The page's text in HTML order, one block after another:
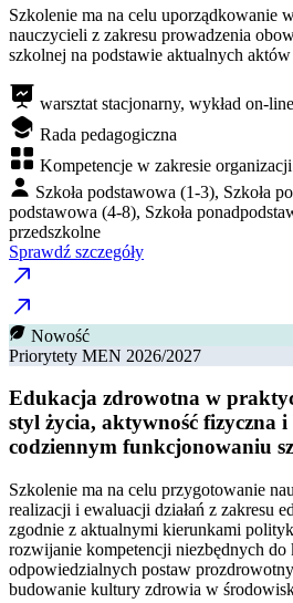
Szkolenie ma na celu uporządkowanie
nauczycieli z zakresu prowadzenia
szkolnej na podstawie aktualnych
warsztat stacjonarny, wykład on-
Rada pedagogiczna
Kompetencje w zakresie
Szkoła podstawowa (1-3), Szkoła
podstawowa (4-8), Szkoła
przedszkolne
Sprawdź szczegóły
Nowość
Priorytety MEN 2026/2027
Edukacja zdrowotna w
styl życia, aktywność fizyczna i
codziennym funkcjonowaniu
Szkolenie ma na celu przygotowanie
realizacji i ewaluacji działań z zakresu
zgodnie z aktualnymi kierunkami
rozwijanie kompetencji niezbędnych do
odpowiedzialnych postaw
budowanie kultury zdrowia w